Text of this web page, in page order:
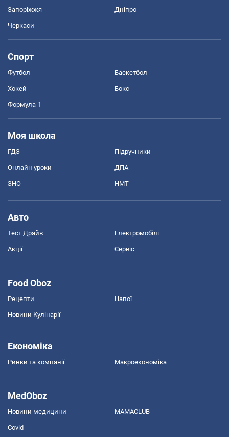
Запоріжжя Дніпро
Черкаси
Спорт
Футбол Баскетбол
Хокей Бокс
Формула-1
Моя школа
ГДЗ Підручники
Онлайн уроки ДПА
ЗНО НМТ
Авто
Тест Драйв Електромобілі
Акції Сервіс
Food Oboz
Рецепти Напої
Новини Кулінарії
Економіка
Ринки та компанії Макроекономіка
MedOboz
Новини медицини MAMACLUB
Covid